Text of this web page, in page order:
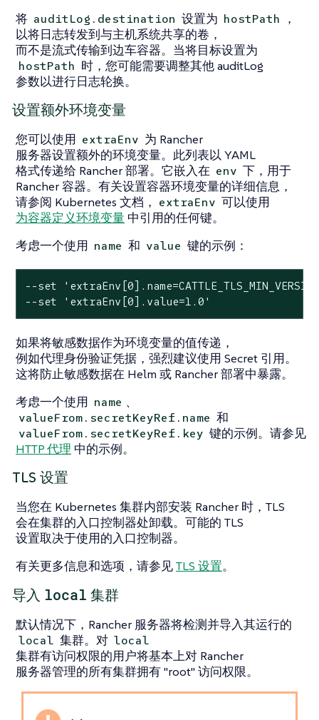
将 auditLog.destination 设置为 hostPath
，
以将日志转发到与主机系统共享的卷，
而不是流式传输到边车容器。当将目标设置为
hostPath 时，您可能需要调整其他 auditLog
参数以进行日志轮换。
设置额外环境变量
您可以使用 extraEnv 为 Rancher
服务器设置额外的环境变量。此列表以 YAML
格式传递给 Rancher 部署。它嵌入在 env 下，用于
Rancher 容器。有关设置容器环境变量的详细信息，
请参阅 Kubernetes 文档， extraEnv 可以使用
为容器定义环境变量 中引用的任何键。
考虑一个使用 name 和 value 键的示例：
--set
--set 'extraEnv[0].value=1.0'
如果将敏感数据作为环境变量的值传递，
例如代理身份验证凭据，强烈建议使用 Secret 引用。
这将防止敏感数据在 Helm 或 Rancher 部署中暴露。
考虑一个使用 name 、
valueFrom.secretKeyRef.name 和
valueFrom.secretKeyRef.key 键的示例。请参见
HTTP 代理 中的示例。
TLS 设置
当您在 Kubernetes 集群内部安装 Rancher 时，TLS
会在集群的入口控制器处卸载。可能的 TLS
设置取决于使用的入口控制器。
有关更多信息和选项，请参见TLS 设置。
导入 local 集群
默认情况下，Rancher 服务器将检测并导入其运行的
local 集群。对 local
集群有访问权限的用户将基本上对 Rancher
服务器管理的所有集群拥有 "root" 访问权限。